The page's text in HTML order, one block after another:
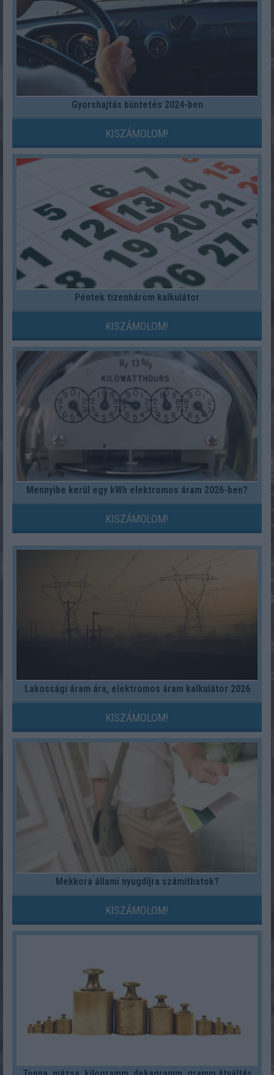
Gyorshajtás büntetés 2024-ben
KISZÁMOLOM!
Péntek tizenhárom kalkulátor
KISZÁMOLOM!
Mennyibe kerül egy kWh elektromos áram 2026-ben?
KISZÁMOLOM!
Lakossági áram ára, elektromos áram kalkulátor 2026
KISZÁMOLOM!
Mekkora állami nyugdíjra számíthatok?
KISZÁMOLOM!